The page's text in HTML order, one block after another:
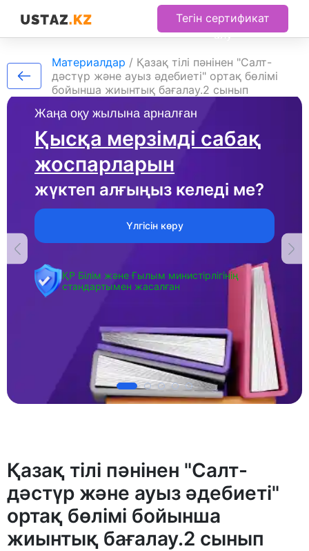
Тегін сертификат
алу
Жаңа оқу жылына арналған
Қысқа мерзімді сабақ
жоспарларын
жүктеп алғыңыз келеді ме?
Үлгісін көру
ҚР Білім және Ғылым министірлігінің
стандартымен жасалған
Материалдар / Қазақ тілі пәнінен "Салт-
дәстүр және ауыз әдебиеті" ортақ бөлімі
бойынша жиынтық бағалау.2 сынып
Қазақ тілі пәнінен "Салт-
дәстүр және ауыз әдебиеті"
ортақ бөлімі бойынша
жиынтық бағалау.2 сынып